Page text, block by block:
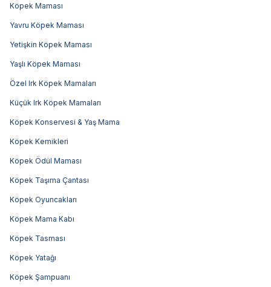
Köpek Maması
Yavru Köpek Maması
Yetişkin Köpek Maması
Yaşlı Köpek Maması
Özel Irk Köpek Mamaları
Küçük Irk Köpek Mamaları
Köpek Konservesi & Yaş Mama
Köpek Kemikleri
Köpek Ödül Maması
Köpek Taşıma Çantası
Köpek Oyuncakları
Köpek Mama Kabı
Köpek Tasması
Köpek Yatağı
Köpek Şampuanı